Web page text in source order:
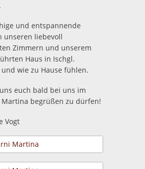
und entspannende
unseren liebevoll
Zimmern und unserem
Haus in Ischgl.
wie zu Hause fühlen.
euch bald bei uns im
Martina begrüßen zu dürfen!
Vogt